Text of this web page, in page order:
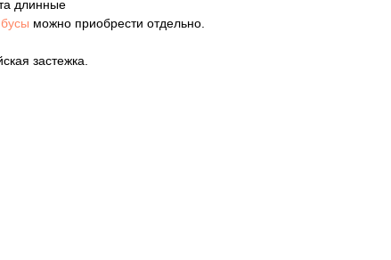
длинные
бусы можно приобрести отдельно.
застежка.